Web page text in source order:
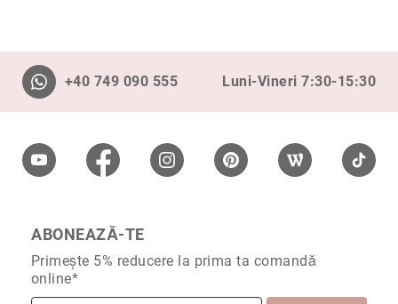
+40 749 090 555 Luni-Vineri 7:30-15:30
ABONEAZĂ-TE
Primește 5% reducere la prima ta comandă
online*